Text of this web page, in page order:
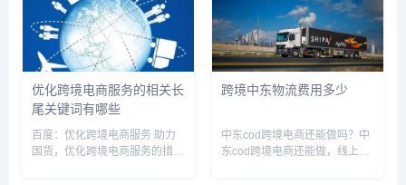
可以利用跨境电商平台的广告服
务，定向投放广告以提高目标
用...
实务与平台规则，跨境电商运营
从入门到精通，跨境电...
优化跨境电商服务的相关长
尾关键词有哪些
百度：优化跨境电商服务 助力
国货，优化跨境电商服务的措
跨境中东物流费用多少
中东cod跨境电商还能做吗？中
东cod跨境电商还能做，线上支